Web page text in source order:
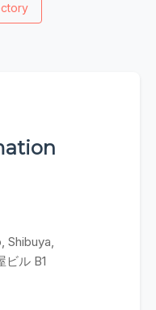
Shibuya,
ル B1